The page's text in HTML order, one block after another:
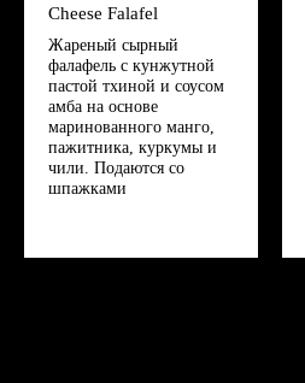
Cheese Falafel
Жареный сырный
фалафель с кунжутной
пастой тхиной и соусом
амба на основе
маринованного манго,
пажитника, куркумы и
чили. Подаются со
шпажками